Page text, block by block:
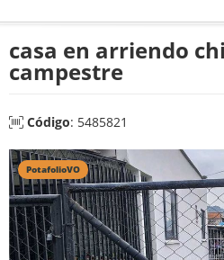
casa en arriendo
campestre
Código: 5485821
PotafolioVO